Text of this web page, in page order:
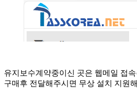
유지보수계약중이신 곳은 웹메일 접
구매후 전달해주시면 무상 설치 지원